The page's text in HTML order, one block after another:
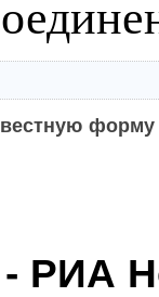
форму
РИА